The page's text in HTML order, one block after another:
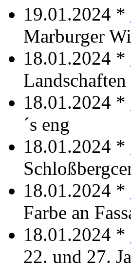
19.01.2024 *
Marburger
18.01.2024 *
18.01.2024 *
´s eng
18.01.2024 *
18.01.2024 *
Farbe an
18.01.2024 *
22. und 27.